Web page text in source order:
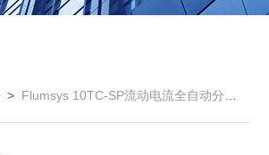
> Flumsys 10TC-SP流动电流全自动分析仪